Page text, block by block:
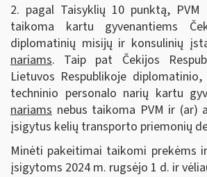
2. pagal Taisyklių 10 punktą, PVM
taikoma kartu gyvenantiems
diplomatinių misijų ir konsulinių
nariams. Taip pat Čekijos
Lietuvos Respublikoje
techninio personalo narių kartu
nariams nebus taikoma PVM ir (ar)
įsigytus kelių transporto priemonių
Minėti pakeitimai taikomi prekėms
įsigytoms 2024 m. rugsėjo 1 d. ir